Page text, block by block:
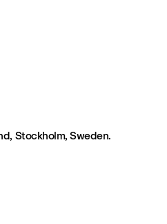
Stockholm, Sweden.